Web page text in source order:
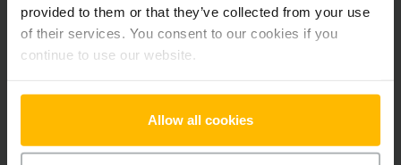
provided to them or that they’ve collected from your use
of their services. You consent to our cookies if you
continue to use our website.
Allow all cookies
Batterie Blei-Säure, 24 V / 250 Ah
Batterie Aufarbeitungsjahr 2025
Baujahr 2021